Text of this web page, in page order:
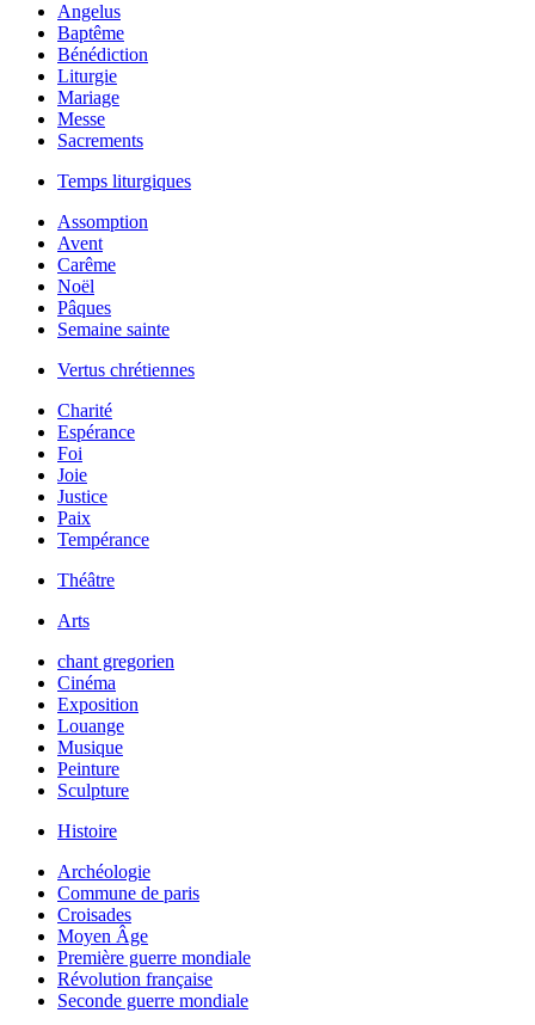
Angelus
Baptême
Bénédiction
Liturgie
Mariage
Messe
Sacrements
Temps liturgiques
Assomption
Avent
Carême
Noël
Pâques
Semaine sainte
Vertus chrétiennes
Charité
Espérance
Foi
Joie
Justice
Paix
Tempérance
Théâtre
Arts
chant gregorien
Cinéma
Exposition
Louange
Musique
Peinture
Sculpture
Histoire
Archéologie
Commune de paris
Croisades
Moyen Âge
Première guerre mondiale
Révolution française
Seconde guerre mondiale